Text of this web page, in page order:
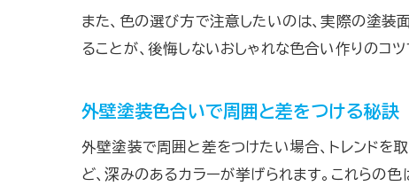
また、色の選び方で注意したいのは、実際の塗装
ることが、後悔しないおしゃれな色合い作りのコツ
外壁塗装色合いで周囲と差をつける秘訣
外壁塗装で周囲と差をつけたい場合、トレンドを
ど、深みのあるカラーが挙げられます。これらの